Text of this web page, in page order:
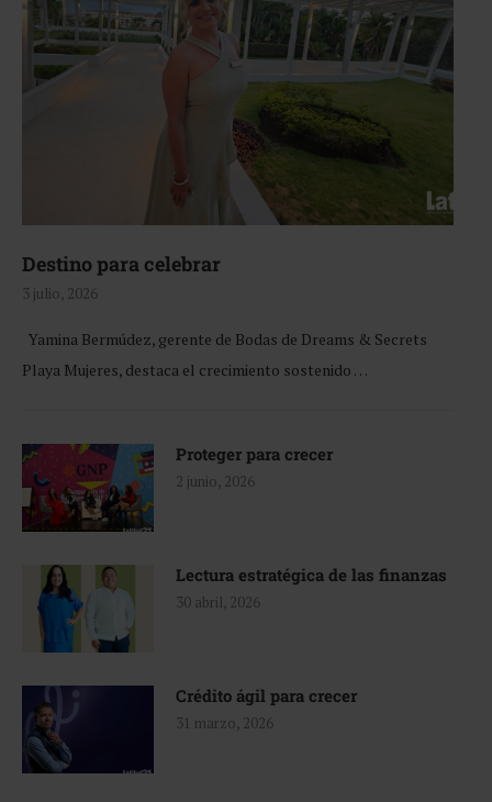
Destino para celebrar
3 julio, 2026
Yamina Bermúdez, gerente de Bodas de Dreams & Secrets
Playa Mujeres, destaca el crecimiento sostenido …
Proteger para crecer
2 junio, 2026
Lectura estratégica de las finanzas
30 abril, 2026
Crédito ágil para crecer
31 marzo, 2026